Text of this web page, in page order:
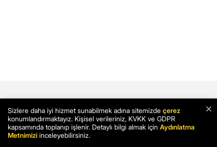
×
Sizlere daha iyi hizmet sunabilmek adına sitemizde çerez
konumlandırmaktayız. Kişisel verileriniz, KVKK ve GDPR
kapsamında toplanıp işlenir. Detaylı bilgi almak için Aydınlatma
Metnimizi inceleyebilirsiniz.